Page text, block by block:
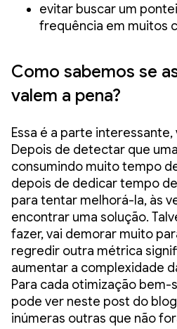
evitar buscar um
frequência em muitos
Como sabemos se
valem a pena?
Essa é a parte interessante,
Depois de detectar que
consumindo muito tempo
depois de dedicar tempo
para tentar melhorá-la, às
encontrar uma solução.
fazer, vai demorar muito
regredir outra métrica
aumentar a complexidade
Para cada otimização bem-
pode ver neste post do
inúmeras outras que não